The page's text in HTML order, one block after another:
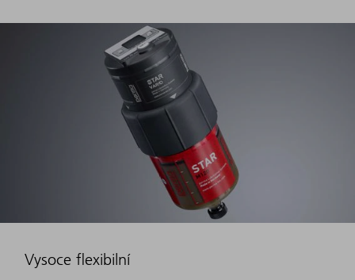
Vysoce flexibilní